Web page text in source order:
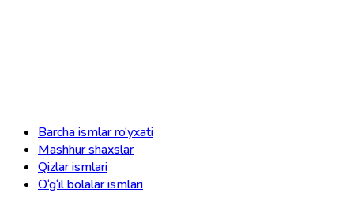
Barcha ismlar ro‘yxati
Mashhur shaxslar
Qizlar ismlari
O‘g‘il bolalar ismlari